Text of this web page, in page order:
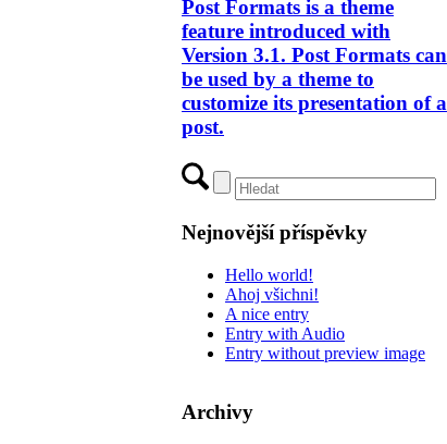
Post Formats is a theme
feature introduced with
Version 3.1. Post Formats can
be used by a theme to
customize its presentation of a
post.
Nejnovější příspěvky
Hello world!
Ahoj všichni!
A nice entry
Entry with Audio
Entry without preview image
Archivy